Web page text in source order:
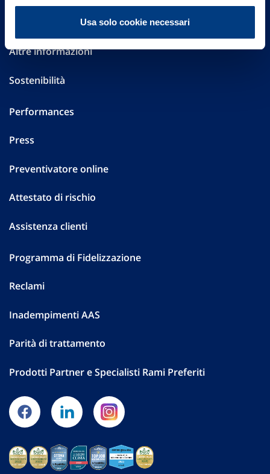
Usa solo cookie necessari
Investor Relations
Altre informazioni
Sostenibilità
Performances
Press
Preventivatore online
Attestato di rischio
Assistenza clienti
Programma di Fidelizzazione
Reclami
Inadempimenti AAS
Parità di trattamento
Prodotti Partner e Specialisti Rami Preferiti